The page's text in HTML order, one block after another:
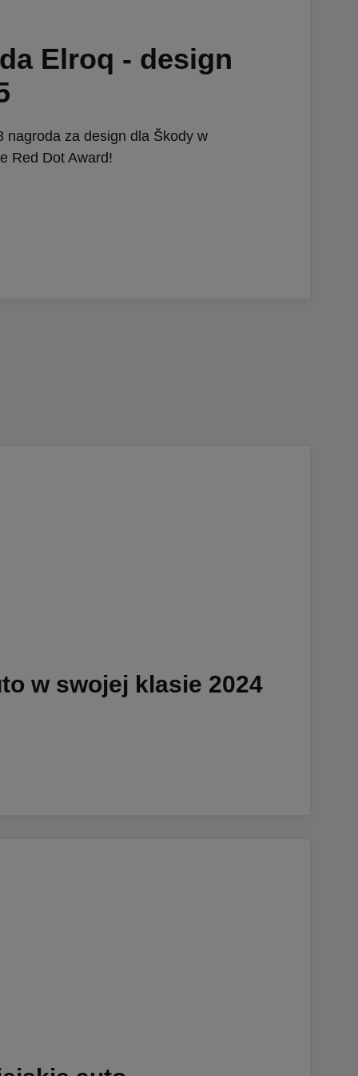
Elroq - design
nagroda za design dla Škody w
Red Dot Award!
w swojej klasie 2024